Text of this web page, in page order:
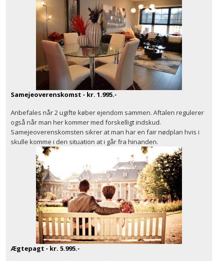
Samejeoverenskomst - kr. 1.995.-
Anbefales når 2 ugifte køber ejendom sammen. Aftalen regulerer
også når man her kommer med forskelligt indskud.
Samejeoverenskomsten sikrer at man har en fair nødplan hvis i
skulle komme i den situation at i går fra hinanden.
Ægtepagt - kr. 5.995.-